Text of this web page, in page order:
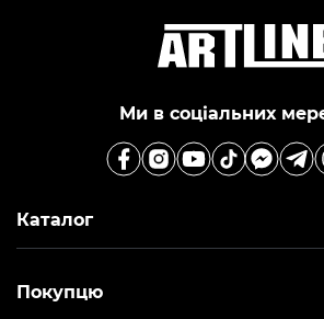
Ми в соціальних
Каталог
Покупцю